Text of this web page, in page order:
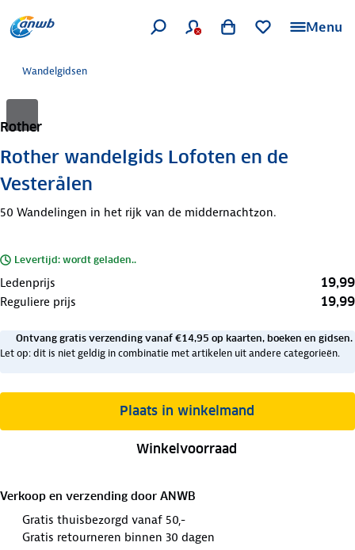
Menu
Wandelgidsen
Rother
Rother wandelgids Lofoten en de
Vesterålen
50 Wandelingen in het rijk van de middernachtzon.
Levertijd: wordt geladen..
Ledenprijs 19,99
Reguliere prijs 19,99
Ontvang gratis verzending vanaf €14,95 op kaarten, boeken en gidsen.
Let op: dit is niet geldig in combinatie met artikelen uit andere categorieën.
Plaats in winkelmand
Winkelvoorraad
Verkoop en verzending door ANWB
Gratis thuisbezorgd vanaf 50,-
Gratis retourneren binnen 30 dagen